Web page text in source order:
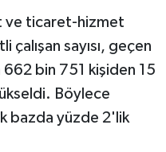
ve ticaret-hizmet
sayısı, geçen
662 bin 751 kişiden 15
Böylece
bazda yüzde 2'lik